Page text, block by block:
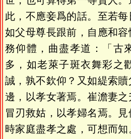
此，不應妾爲的話。至若
如父母尊長跟前，自應和
務仰體，曲盡孝道：「古
多，如老萊子斑衣舞彩之
誠，孰不欽仰？又如緹索
邊，以孝女著焉。崔澹妻
冒刃救姑，以孝婦名焉。
時家庭盡孝之處，可想而